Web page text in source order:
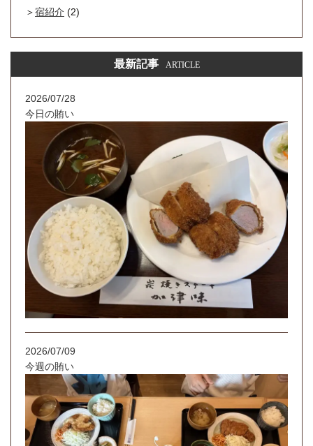
宿紹介 (2)
最新記事 ARTICLE
2026/07/28
今日の賄い
2026/07/09
今週の賄い